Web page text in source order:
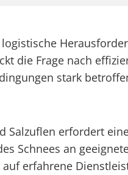
die Frage nach
stark
erfordert
Schnees an
erfahrene